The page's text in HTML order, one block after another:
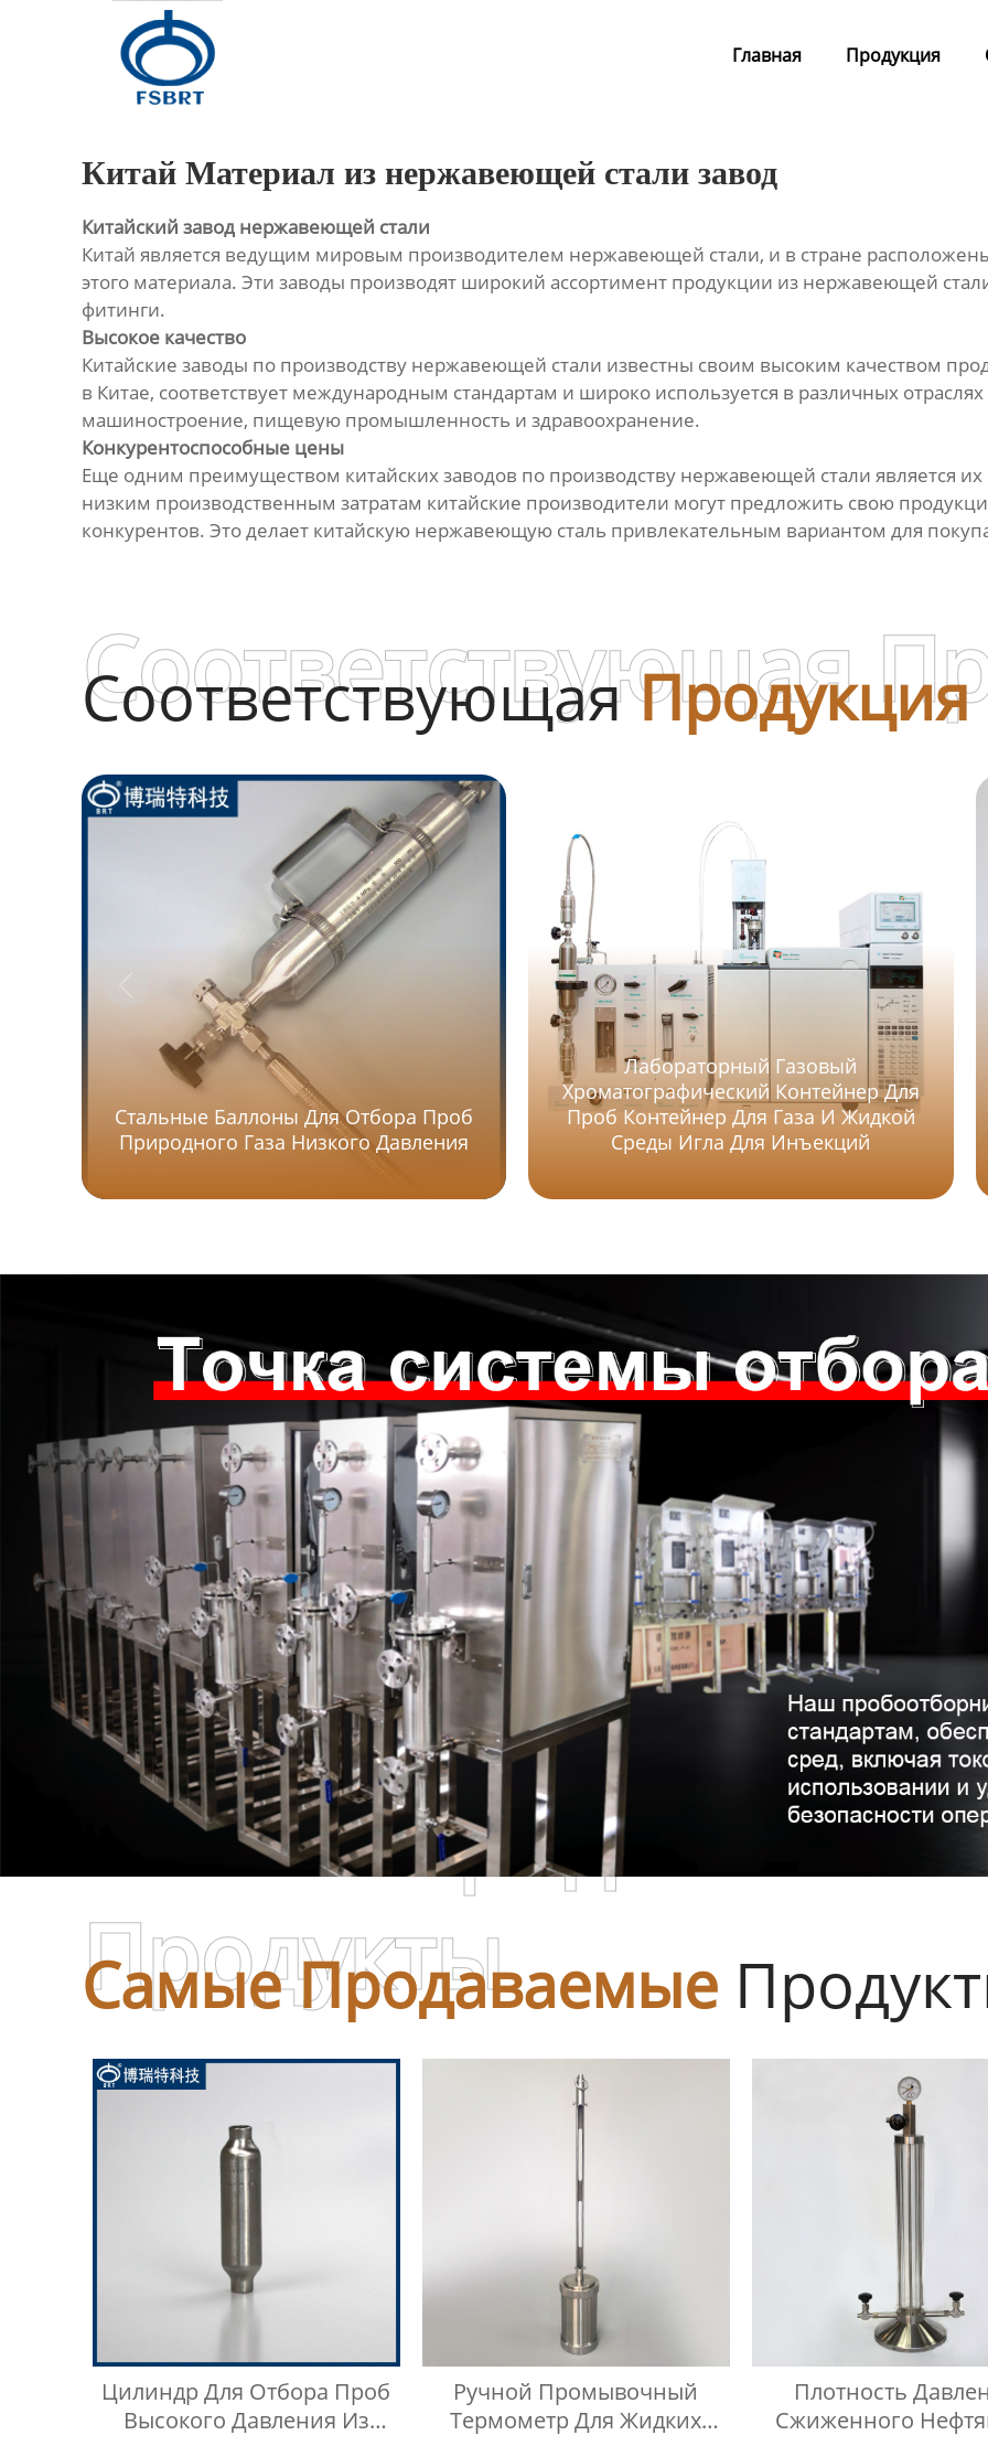
Главная Продукция
Контакты
Китай Материал из нержавеющей стали завод
Китайский завод нержавеющей стали
Китай является ведущим мировым производителем нержавеющей стали, и в стране
этого материала. Эти заводы производят широкий ассортимент продукции из нержавеющей
фитинги.
Высокое качество
Китайские заводы по производству нержавеющей стали известны своим высоким качеством
в Китае, соответствует международным стандартам и широко используется в различных
машиностроение, пищевую промышленность и здравоохранение.
Конкурентоспособные цены
Еще одним преимуществом китайских заводов по производству нержавеющей стали является
низким производственным затратам китайские производители могут предложить свою
конкурентов. Это делает китайскую нержавеющую сталь привлекательным вариантом для
СоответствующаяПродукция
Соответствующая
Стальные Баллоны Для Отбора Проб
Природного Газа Низкого Давления
Лабораторный Газовый
Хроматографический Контейнер Для
Проб Контейнер Для Газа И Жидкой
Среды Игла Для Инъекций
Самые Продаваемые
Самые
Продукты
Цилиндр Для Отбора Проб
Высокого Давления Из
Ручной Промывочный
Термометр Для Жидких
Плотность
Сжиженного